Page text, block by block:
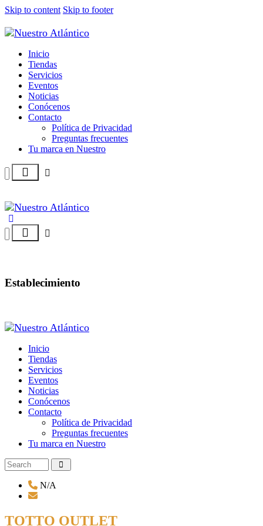
Skip to content Skip to footer
Inicio
Tiendas
Servicios
Eventos
Noticias
Conócenos
Contacto
Política de Privacidad
Preguntas frecuentes
Tu marca en Nuestro
Establecimiento
Inicio
Tiendas
Servicios
Eventos
Noticias
Conócenos
Contacto
Política de Privacidad
Preguntas frecuentes
Tu marca en Nuestro
N/A
TOTTO OUTLET